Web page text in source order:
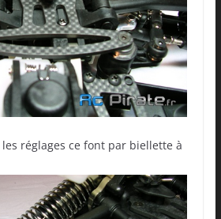
réglages ce font par biellette à